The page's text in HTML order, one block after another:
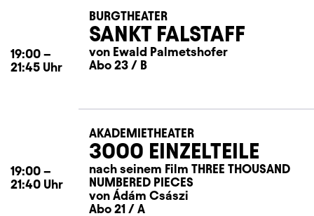
19:00 –
21:45 Uhr
BURGTHEATER
SANKT FALSTAFF
von Ewald Palmetshofer
Abo 23 / B
19:00 –
21:40 Uhr
AKADEMIETHEATER
3000 EINZELTEILE
nach seinem Film THREE THOUSAND
NUMBERED PIECES
von Ádám Császi
Abo 21 / A